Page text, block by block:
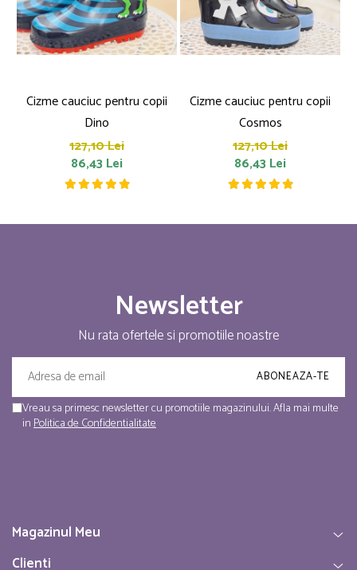
Cizme cauciuc pentru copii
Dino
127,10 Lei
86,43 Lei
Cizme cauciuc pentru copii
Cosmos
127,10 Lei
86,43 Lei
Newsletter
Nu rata ofertele si promotiile noastre
Vreau sa primesc newsletter cu promotiile magazinului. Afla mai multe
inPolitica de Confidentialitate
Magazinul Meu
Clienti